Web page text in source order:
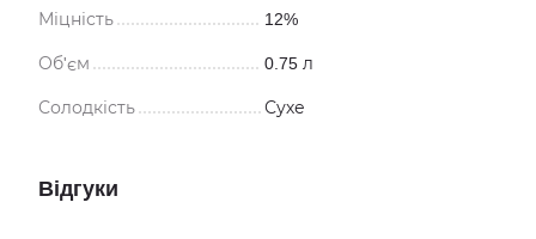
Міцність 12%
Об'єм 0.75 л
Солодкість Сухе
Відгуки